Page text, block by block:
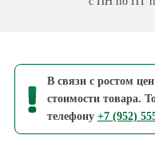
В связи с ростом
стоимости товара.
телефону +7 (952)